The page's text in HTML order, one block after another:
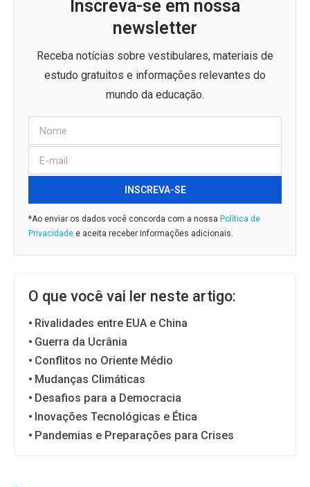
Inscreva-se em nossa
newsletter
Receba notícias sobre vestibulares, materiais de
estudo gratuitos e informações relevantes do
mundo da educação.
INSCREVA-SE
*Ao enviar os dados você concorda com a nossa Política de
Privacidade e aceita receber informações adicionais.
O que você vai ler neste artigo:
Rivalidades entre EUA e China
Guerra da Ucrânia
Conflitos no Oriente Médio
Mudanças Climáticas
Desafios para a Democracia
Inovações Tecnológicas e Ética
Pandemias e Preparações para Crises